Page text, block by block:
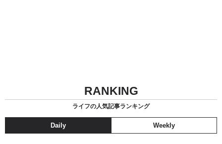
RANKING
ライフの人気記事ランキング
Daily Weekly